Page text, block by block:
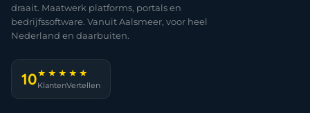
draait. Maatwerk platforms, portals en
bedrijfssoftware. Vanuit Aalsmeer, voor heel
Nederland en daarbuiten.
10★★★★★
KlantenVertellen